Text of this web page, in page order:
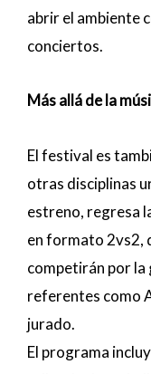
abrir el ambiente
conciertos.
Más allá de la
El festival es
otras disciplinas
estreno, regresa
en formato 2vs2,
competirán por la
referentes como
jurado.
El programa